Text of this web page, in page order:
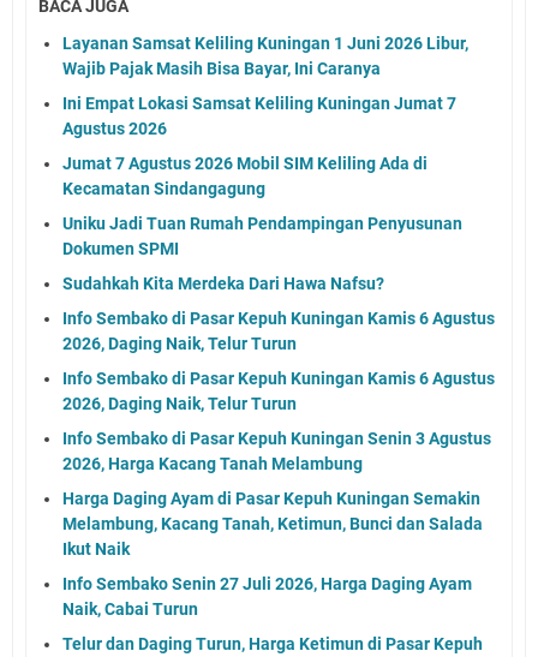
BACA JUGA
Layanan Samsat Keliling Kuningan 1 Juni 2026 Libur,
Wajib Pajak Masih Bisa Bayar, Ini Caranya
Ini Empat Lokasi Samsat Keliling Kuningan Jumat 7
Agustus 2026
Jumat 7 Agustus 2026 Mobil SIM Keliling Ada di
Kecamatan Sindangagung
Uniku Jadi Tuan Rumah Pendampingan Penyusunan
Dokumen SPMI
Sudahkah Kita Merdeka Dari Hawa Nafsu?
Info Sembako di Pasar Kepuh Kuningan Kamis 6 Agustus
2026, Daging Naik, Telur Turun
Info Sembako di Pasar Kepuh Kuningan Kamis 6 Agustus
2026, Daging Naik, Telur Turun
Info Sembako di Pasar Kepuh Kuningan Senin 3 Agustus
2026, Harga Kacang Tanah Melambung
Harga Daging Ayam di Pasar Kepuh Kuningan Semakin
Melambung, Kacang Tanah, Ketimun, Bunci dan Salada
Ikut Naik
Info Sembako Senin 27 Juli 2026, Harga Daging Ayam
Naik, Cabai Turun
Telur dan Daging Turun, Harga Ketimun di Pasar Kepuh